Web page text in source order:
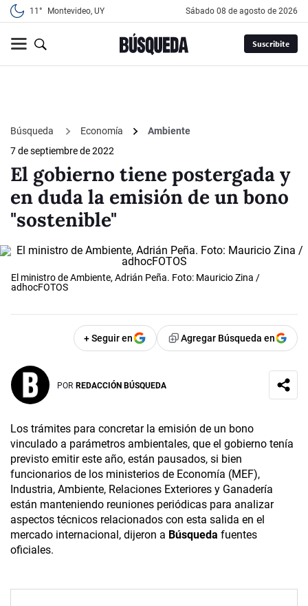
11° Montevideo, UY sábado 08 de agosto de 2026
Suscribite
Búsqueda Economía
Ambiente
7 de septiembre de 2022
El gobierno tiene postergada y
en duda la emisión de un bono
"sostenible"
El ministro de Ambiente, Adrián Peña. Foto: Mauricio Zina /
adhocFOTOS
+ Seguir en Agregar Búsqueda en
POR REDACCIÓN BÚSQUEDA
Los trámites para concretar la emisión de un bono
vinculado a parámetros ambientales, que el gobierno tenía
previsto emitir este año, están pausados, si bien
funcionarios de los ministerios de Economía (MEF),
Industria, Ambiente, Relaciones Exteriores y Ganadería
están manteniendo reuniones periódicas para analizar
aspectos técnicos relacionados con esta salida en el
mercado internacional, dijeron a Búsqueda fuentes
oficiales.